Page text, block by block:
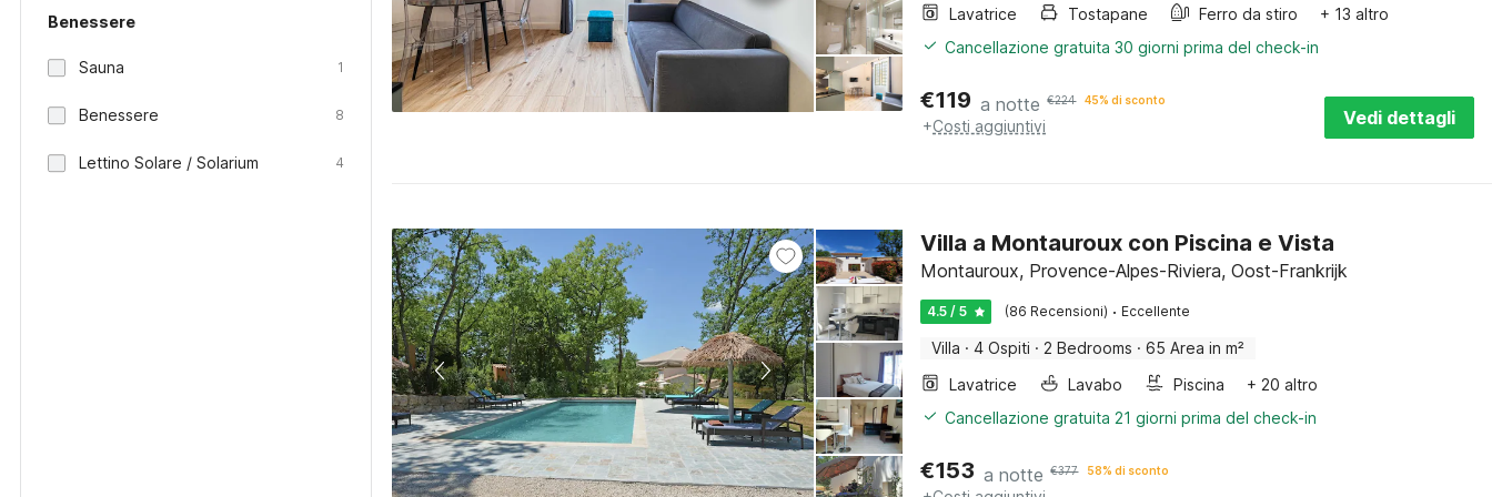
Benessere
Sauna 1
Benessere 8
Lettino Solare / Solarium 4
Lavatrice
Tostapane Ferro da stiro
+ 13 altro
Cancellazione gratuita 30 giorni prima del check-in
€119 a notte €224 45% di sconto
+Costi aggiuntivi Vedi dettagli
Villa a Montauroux con Piscina e Vista
Montauroux, Provence-Alpes-Riviera, Oost-Frankrijk
4.5 / 5 (86 Recensioni) · Eccellente
Villa · 4 Ospiti · 2 Bedrooms · 65 Area in m²
Lavatrice
Lavabo Piscina
+ 20 altro
Cancellazione gratuita 21 giorni prima del check-in
€153 a notte €377 58% di sconto